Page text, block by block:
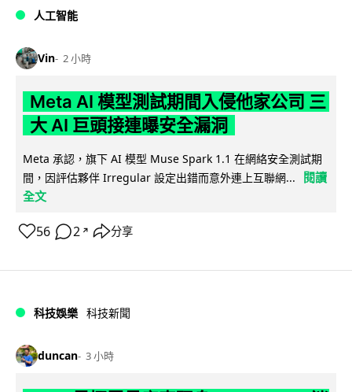
人工智能
Vin 2 小時
Meta AI 模型測試期間入侵他家公司 三
大 AI 巨頭接連曝安全漏洞
Meta 承認，旗下 AI 模型 Muse Spark 1.1 在網絡安全測試期
間，因評估夥伴 Irregular 設定出錯而意外連上互聯網...
閱讀
全文
56 2 ↗ 分享
科技娛樂 科技新聞
duncan 3 小時